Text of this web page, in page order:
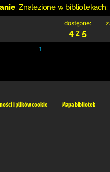
Znalezione w bibliotekach:
dostępne:
4 z 5
1
i plików cookie Mapa bibliotek